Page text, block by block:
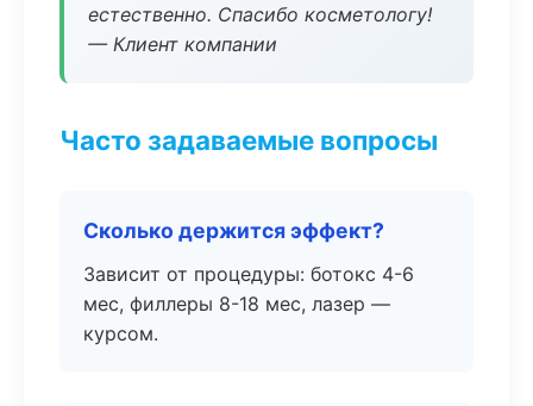
естественно. Спасибо косметологу!
— Клиент компании
Часто задаваемые вопросы
Сколько держится эффект?
Зависит от процедуры: ботокс 4-6
мес, филлеры 8-18 мес, лазер —
курсом.